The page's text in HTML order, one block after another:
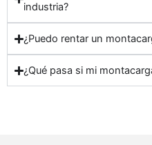
industria?
¿Puedo rentar un
¿Qué pasa si mi